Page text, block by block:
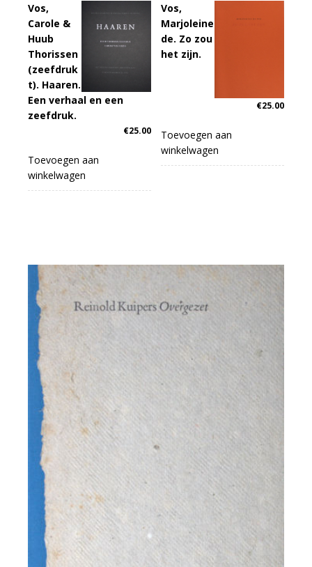
Vos,
Carole &
Huub
Thorissen
(zeefdruk
t). Haaren.
Een verhaal en een
zeefdruk.
€25.00
Toevoegen aan
winkelwagen
Vos,
Marjoleine
de. Zo zou
het zijn.
€25.00
Toevoegen aan
winkelwagen